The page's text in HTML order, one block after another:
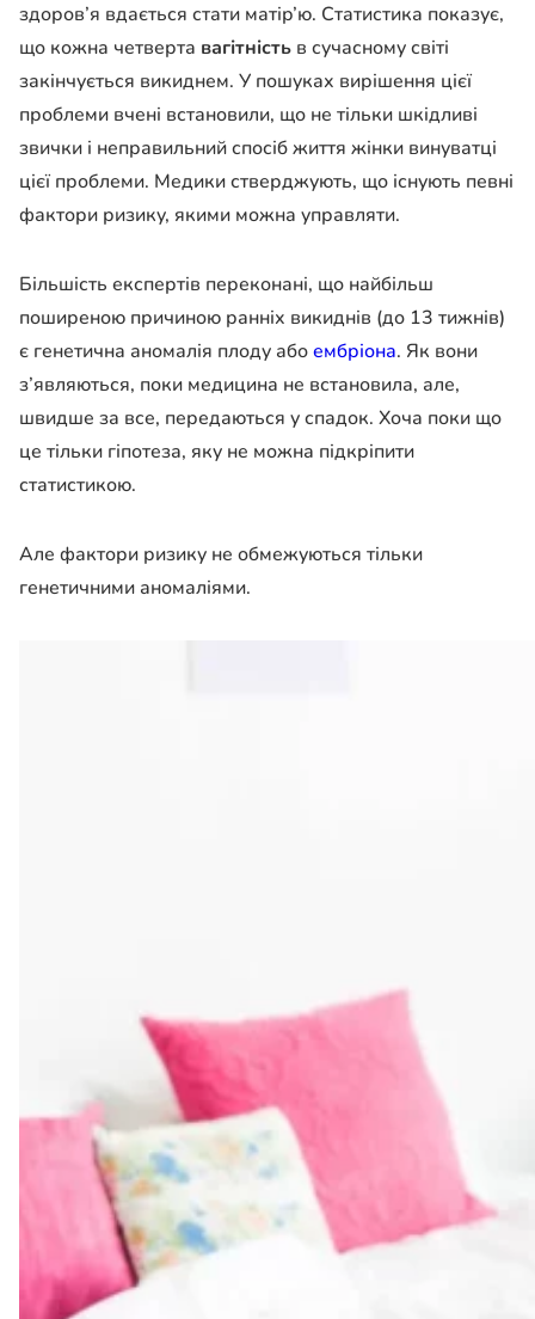
здоров’я вдається стати матір’ю. Статистика показує,
що кожна четверта вагітність в сучасному світі
закінчується викиднем. У пошуках вирішення цієї
проблеми вчені встановили, що не тільки шкідливі
звички і неправильний спосіб життя жінки винуватці
цієї проблеми. Медики стверджують, що існують певні
фактори ризику, якими можна управляти.
Більшість експертів переконані, що найбільш
поширеною причиною ранніх викиднів (до 13 тижнів)
є генетична аномалія плоду абоембріона. Як вони
з’являються, поки медицина не встановила, але,
швидше за все, передаються у спадок. Хоча поки що
це тільки гіпотеза, яку не можна підкріпити
статистикою.
Але фактори ризику не обмежуються тільки
генетичними аномаліями.